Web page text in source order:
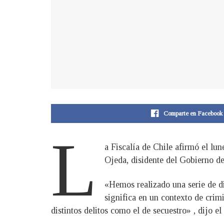
Comparte en Facebook
L
a Fiscalía de Chile afirmó el
Ojeda, disidente del Gobierno
«Hemos realizado una serie de
significa en un contexto de
distintos delitos como el de secuestro» , dijo